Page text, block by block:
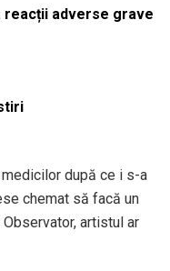
reacții adverse grave
după ce i s-a
chemat să facă un
artistul ar